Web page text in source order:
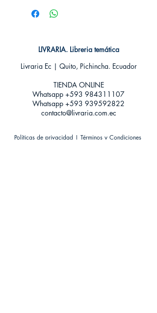
Editorial: Editorial Luna Nueva
Idioma: Castellano
Categoría: Autores Ecuatorianos
LIVRARIA. Libreria temática
Livraria Ec | Quito, Pichincha. Ecuador
TIENDA ONLINE​
Whatsapp +593 984311107
Whatsapp +593 939592822
contacto@livraria.com.ec
Políticas de privacidad | Términos y Condiciones